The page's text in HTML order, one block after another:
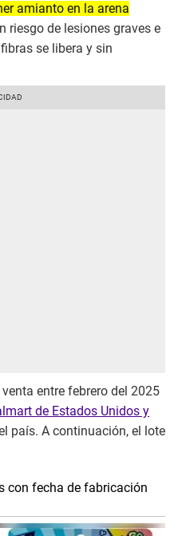
amianto en la arena
riesgo de lesiones graves e
se libera y sin
entre febrero del 2025
de Estados Unidos y
país. A continuación, el lote
con fecha de fabricación